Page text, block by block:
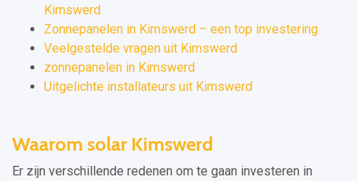
Kimswerd
Zonnepanelen in Kimswerd – een top investering
Veelgestelde vragen uit Kimswerd
zonnepanelen in Kimswerd
Uitgelichte installateurs uit Kimswerd
Waarom solar Kimswerd
Er zijn verschillende redenen om te gaan investeren in